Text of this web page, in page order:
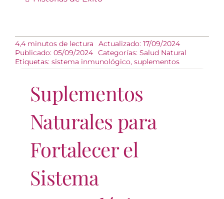
4,4 minutos de lectura
Actualizado: 17/09/2024
Publicado: 05/09/2024 Categorías: Salud Natural
Etiquetas: sistema inmunológico, suplementos
Suplementos
Naturales para
Fortalecer el
Sistema